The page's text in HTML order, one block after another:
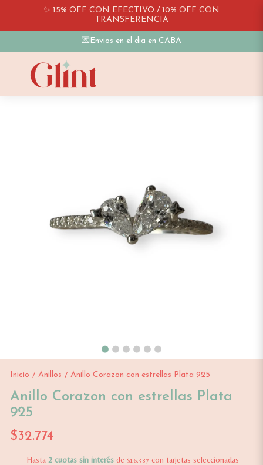
✨ 15% OFF CON EFECTIVO / 10% OFF CON
TRANSFERENCIA
💌Envios en el dia en CABA
Inicio / Anillos / Anillo Corazon con estrellas Plata 925
Anillo Corazon con estrellas Plata
925
$32.774
Hasta 2 cuotas sin interésde $16.387 con tarjetas seleccionadas